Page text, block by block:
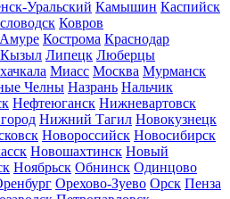
Уральский Камышин Каспийск
Ковров
Кострома Краснодар
Кызыл Липецк Люберцы
Миасс Москва Мурманск
Челны Назрань Нальчик
Нефтеюганск Нижневартовск
Нижний Тагил Новокузнецк
Новороссийск Новосибирск
Новошахтинск Новый
Ноябрьск Обнинск Одинцово
Орехово-Зуево Орск Пенза